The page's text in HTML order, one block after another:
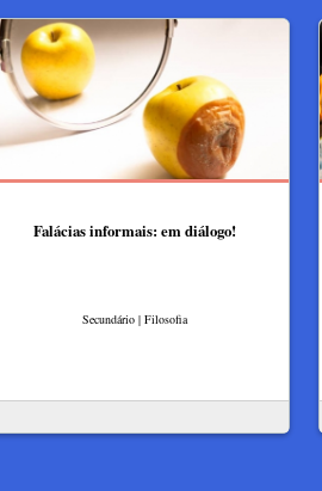
Falácias informais: em diálogo!
Secundário | Filosofia